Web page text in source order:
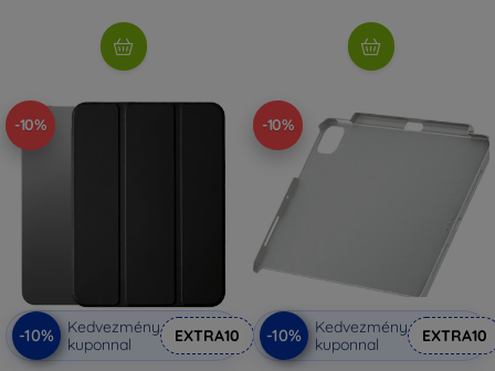
-10%
-10%
Kedvezmény
kuponnal
EXTRA10
-10%
-10%
Kedvezmény
kuponnal
EXTRA10